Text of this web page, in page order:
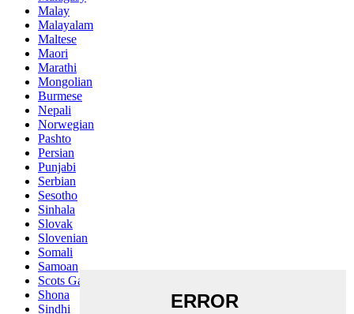
Malay
Malayalam
Maltese
Maori
Marathi
Mongolian
Burmese
Nepali
Norwegian
Pashto
Persian
Punjabi
Serbian
Sesotho
Sinhala
Slovak
Slovenian
Somali
Samoan
Scots Gaelic
Shona
Sindhi